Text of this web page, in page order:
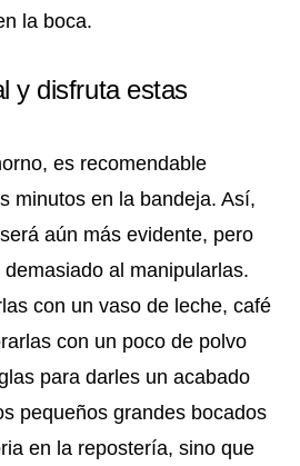
la boca.
y disfruta estas
es recomendable
minutos en la bandeja. Así,
aún más evidente, pero
al manipularlas.
con un vaso de leche, café
con un poco de polvo
para darles un acabado
pequeños grandes bocados
en la repostería, sino que